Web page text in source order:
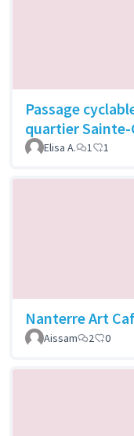
Passage
quartier Sainte-
Elisa A. 1 1
Nanterre Art
Aissam
2 0